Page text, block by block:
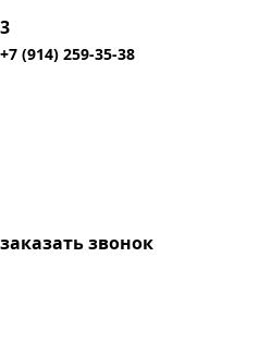
3
+7 (914) 259-35-38
заказать звонок